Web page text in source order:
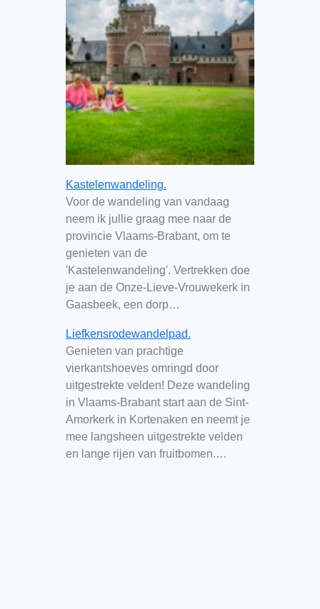
Kastelenwandeling.
Voor de wandeling van vandaag
neem ik jullie graag mee naar de
provincie Vlaams-Brabant, om te
genieten van de
'Kastelenwandeling'. Vertrekken doe
je aan de Onze-Lieve-Vrouwekerk in
Gaasbeek, een dorp…
Liefkensrodewandelpad.
Genieten van prachtige
vierkantshoeves omringd door
uitgestrekte velden! Deze wandeling
in Vlaams-Brabant start aan de Sint-
Amorkerk in Kortenaken en neemt je
mee langsheen uitgestrekte velden
en lange rijen van fruitbomen.…